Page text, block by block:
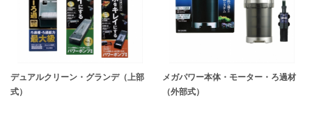
デュアルクリーン・グランデ（上部
式）
メガパワー本体・モーター・ろ過材
（外部式）